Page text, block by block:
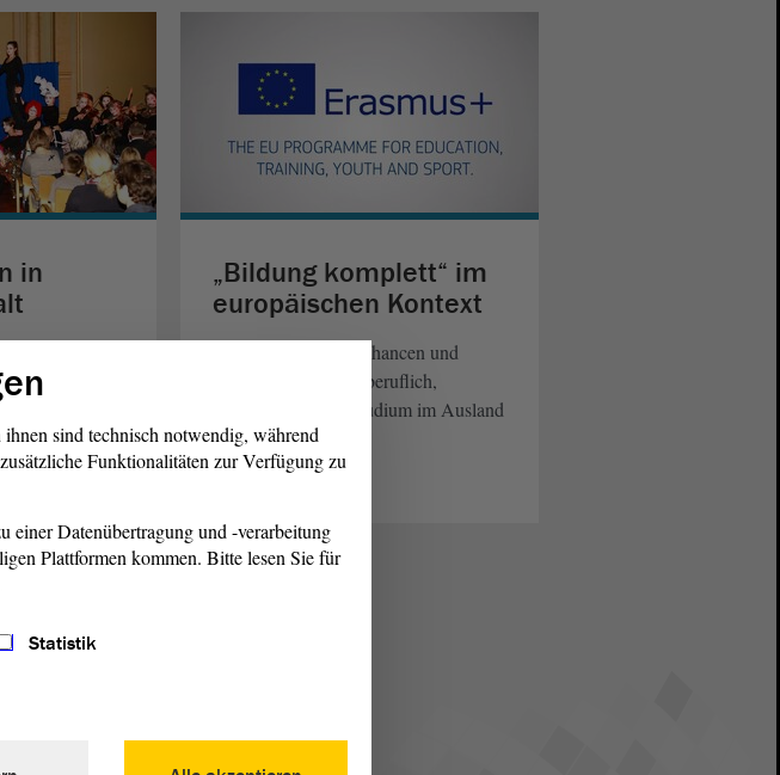
in
Sachsen-
Netz. 28 von
„Bildung komplett“ im
europäischen Kontext
Europa bietet viele Chancen und
Möglichkeiten, sich beruflich,
schulisch oder im Studium im Ausland
auszuprobieren.
sind technisch notwendig, während
Funktionalitäten zur Verfügung zu
einer Datenübertragung und -verarbeitung
Plattformen kommen. Bitte lesen Sie für
Statistik